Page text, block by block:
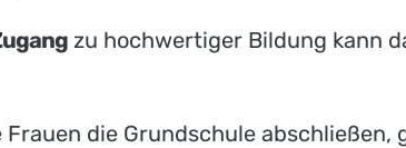
zu hochwertiger Bildung kann
Frauen die Grundschule